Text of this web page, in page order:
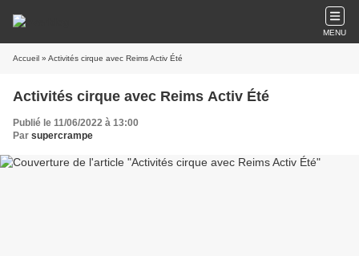
MENU
Accueil » Activités cirque avec Reims Activ Été
Activités cirque avec Reims Activ Été
Publié le 11/06/2022 à 13:00
Par supercrampe